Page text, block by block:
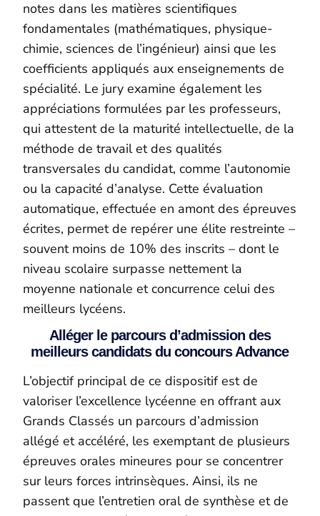
notes dans les matières scientifiques
fondamentales (mathématiques, physique-
chimie, sciences de l’ingénieur) ainsi que les
coefficients appliqués aux enseignements de
spécialité. Le jury examine également les
appréciations formulées par les professeurs,
qui attestent de la maturité intellectuelle, de la
méthode de travail et des qualités
transversales du candidat, comme l’autonomie
ou la capacité d’analyse. Cette évaluation
automatique, effectuée en amont des épreuves
écrites, permet de repérer une élite restreinte –
souvent moins de 10% des inscrits – dont le
niveau scolaire surpasse nettement la
moyenne nationale et concurrence celui des
meilleurs lycéens.
Alléger le parcours d’admission des
meilleurs candidats du concours Advance
L’objectif principal de ce dispositif est de
valoriser l’excellence lycéenne en offrant aux
Grands Classés un parcours d’admission
allégé et accéléré, les exemptant de plusieurs
épreuves orales mineures pour se concentrer
sur leurs forces intrinsèques. Ainsi, ils ne
passent que l’entretien oral de synthèse et de